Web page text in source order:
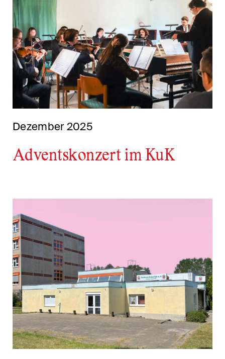
Dezember 2025
Adventskonzert im KuK